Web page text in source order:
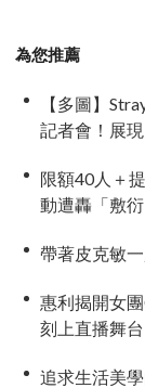
為您推薦
【多圖】
記者會！展
限額40人＋
動遭轟「敷
帶著皮克敏
惠利揭開女
刻上直播舞
追求生活美